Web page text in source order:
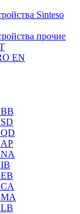
Sinteso
прочие
EN